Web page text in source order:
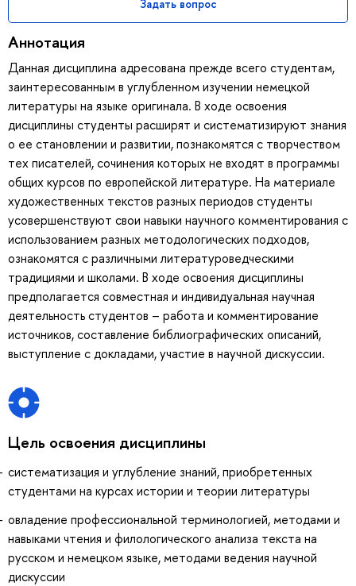
Задать вопрос
Аннотация
Данная дисциплина адресована прежде всего студентам,
заинтересованным в углубленном изучении немецкой
литературы на языке оригинала. В ходе освоения
дисциплины студенты расширят и систематизируют знания
о ее становлении и развитии, познакомятся с творчеством
тех писателей, сочинения которых не входят в программы
общих курсов по европейской литературе. На материале
художественных текстов разных периодов студенты
усовершенствуют свои навыки научного комментирования с
использованием разных методологических подходов,
ознакомятся с различными литературоведческими
традициями и школами. В ходе освоения дисциплины
предполагается совместная и индивидуальная научная
деятельность студентов – работа и комментирование
источников, составление библиографических описаний,
выступление с докладами, участие в научной дискуссии.
Цель освоения дисциплины
систематизация и углубление знаний, приобретенных
студентами на курсах истории и теории литературы
овладение профессиональной терминологией, методами и
навыками чтения и филологического анализа текста на
русском и немецком языке, методами ведения научной
дискуссии